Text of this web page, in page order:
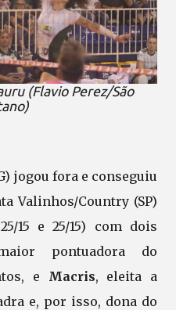
(Flavio Perez/São
jogou fora e conseguiu
Valinhos/Country (SP)
15 e 25/15) com dois
pontuadora do
e Macris, eleita a
e, por isso, dona do